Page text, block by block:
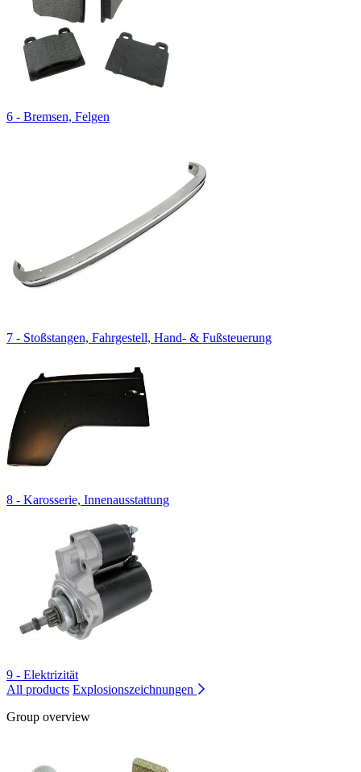
6 - Bremsen, Felgen
7 - Stoßstangen, Fahrgestell, Hand- & Fußsteuerung
8 - Karosserie, Innenausstattung
9 - Elektrizität
All products Explosionszeichnungen
Group overview